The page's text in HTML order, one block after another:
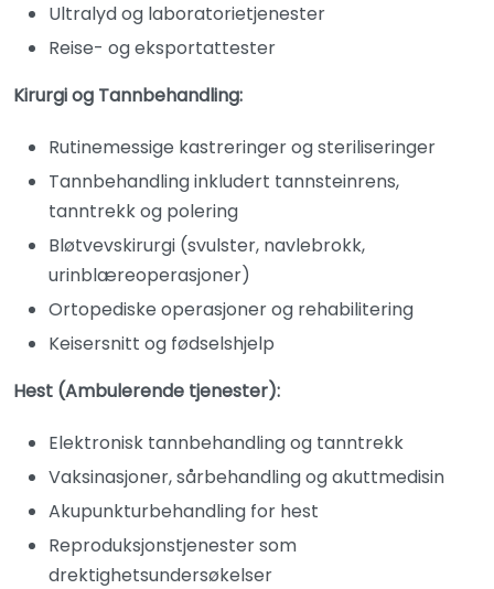
Ultralyd og laboratorietjenester
Reise- og eksportattester
Kirurgi og Tannbehandling:
Rutinemessige kastreringer og steriliseringer
Tannbehandling inkludert tannsteinrens,
tanntrekk og polering
Bløtvevskirurgi (svulster, navlebrokk,
urinblæreoperasjoner)
Ortopediske operasjoner og rehabilitering
Keisersnitt og fødselshjelp
Hest (Ambulerende tjenester):
Elektronisk tannbehandling og tanntrekk
Vaksinasjoner, sårbehandling og akuttmedisin
Akupunkturbehandling for hest
Reproduksjonstjenester som
drektighetsundersøkelser